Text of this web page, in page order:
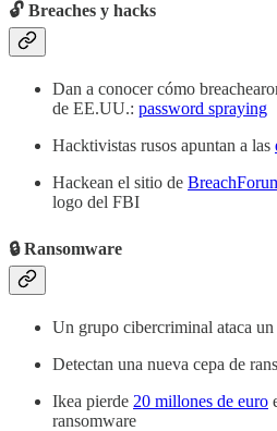
🔓 Breaches y hacks
Dan a conocer cómo
de EE.UU.: password spraying
Hacktivistas rusos apuntan a las
Hackean el sitio de
logo del FBI
🔒 Ransomware
Un grupo cibercriminal ataca un
Detectan una nueva cepa de
Ikea pierde 20 millones de euro
ransomware